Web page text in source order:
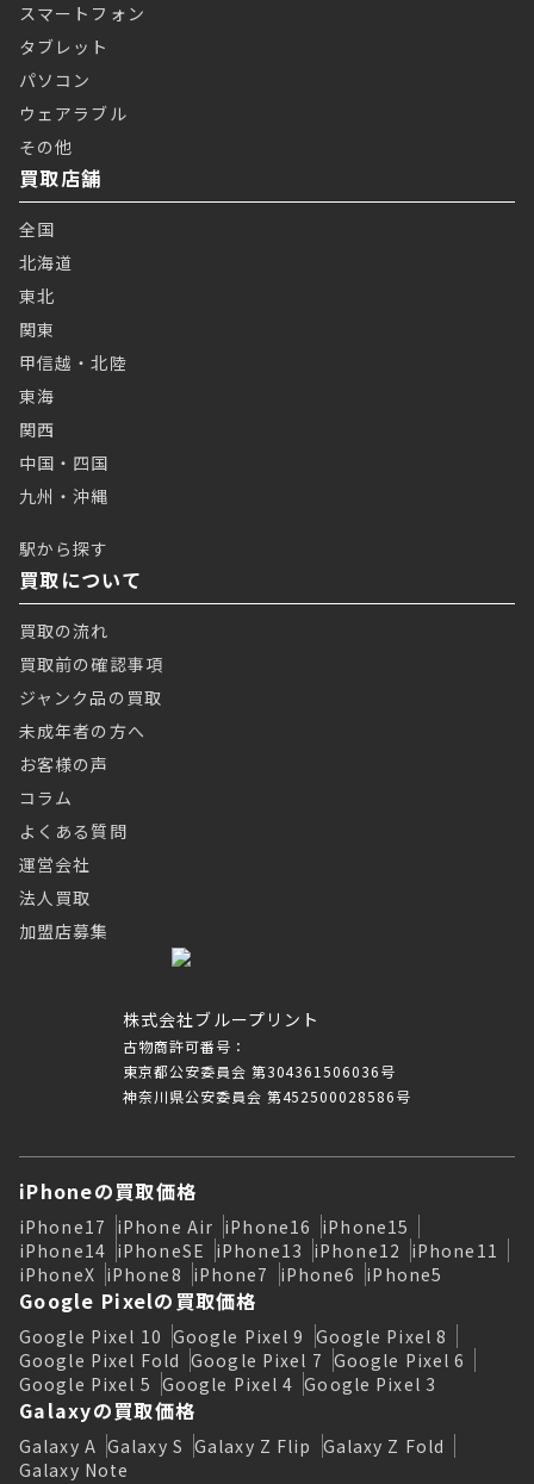
株式会社ブループリント
古物商許可番号：
東京都公安委員会 第304361506036号
神奈川県公安委員会 第452500028586号
スマートフォン
タブレット
パソコン
ウェアラブル
その他
買取店舗
全国
北海道
東北
関東
甲信越・北陸
東海
関西
中国・四国
九州・沖縄
駅から探す
買取について
買取の流れ
買取前の確認事項
ジャンク品の買取
未成年者の方へ
お客様の声
コラム
よくある質問
運営会社
法人買取
加盟店募集
iPhoneの買取価格
iPhone17 iPhone Air iPhone16 iPhone15
iPhone14 iPhoneSE iPhone13 iPhone12 iPhone11
iPhoneX iPhone8 iPhone7 iPhone6 iPhone5
Google Pixelの買取価格
Google Pixel 10 Google Pixel 9 Google Pixel 8
Google Pixel Fold Google Pixel 7 Google Pixel 6
Google Pixel 5 Google Pixel 4 Google Pixel 3
Galaxyの買取価格
Galaxy A Galaxy S Galaxy Z Flip Galaxy Z Fold
Galaxy Note